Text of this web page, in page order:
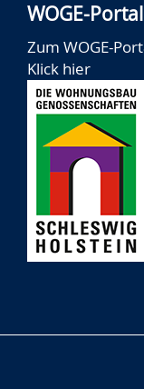
WOGE-
Zum WOGE-
Klick hier